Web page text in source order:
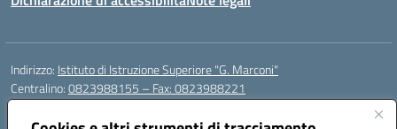
Indirizzo: Istituto di Istruzione Superiore "G. Marconi"
Centralino:0823988155 – Fax: 0823988221
Email:
Posta elettronica certificata (PEC):ceis006006@pec.istruzione.it